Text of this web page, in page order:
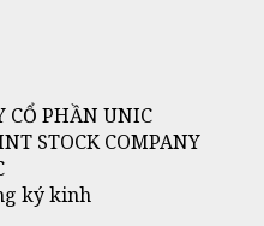
CỔ PHẦN UNIC
STOCK COMPANY
ký kinh